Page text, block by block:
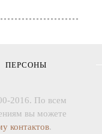
ПЕРСОНЫ
2016. По всем
вы можете
контактов.